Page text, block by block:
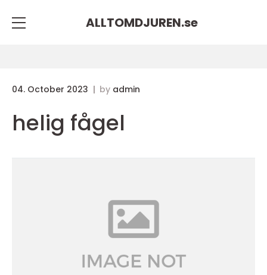
ALLTOMDJUREN.se
04. October 2023 by admin
helig fågel